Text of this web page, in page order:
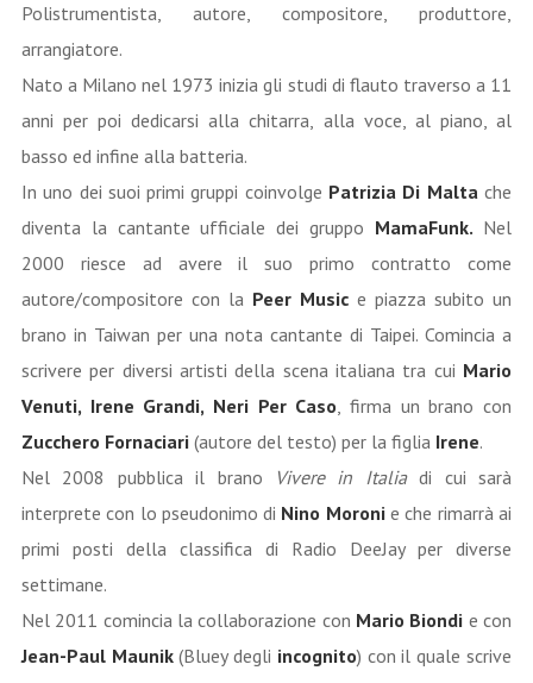
Polistrumentista, autore, compositore, produttore,
arrangiatore.
Nato a Milano nel 1973 inizia gli studi di flauto traverso a 11
anni per poi dedicarsi alla chitarra, alla voce, al piano, al
basso ed infine alla batteria.
In uno dei suoi primi gruppi coinvolge Patrizia Di Maltache
diventa la cantante ufficiale dei gruppo MamaFunk. Nel
2000 riesce ad avere il suo primo contratto come
autore/compositore con la Peer Musice piazza subito un
brano in Taiwan per una nota cantante di Taipei. Comincia a
scrivere per diversi artisti della scena italiana tra cui Mario
Venuti, Irene Grandi, Neri Per Caso, firma un brano con
Zucchero Fornaciari(autore del testo) per la figlia Irene.
Nel 2008 pubblica il brano
Vivere in Italiadi cui sarà
interprete con lo pseudonimo di Nino Moronie che rimarrà ai
primi posti della classifica di Radio DeeJay per diverse
settimane.
Nel 2011 comincia la collaborazione con Mario Biondi e con
Jean-Paul Maunik(Bluey degli incognito) con il quale scrive